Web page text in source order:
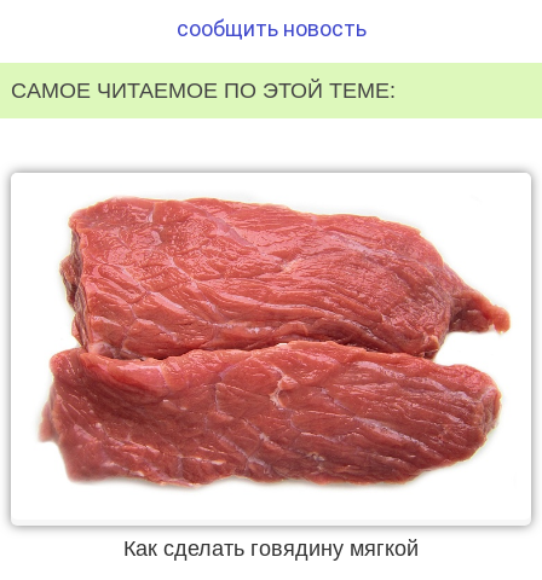
сообщить новость
САМОЕ ЧИТАЕМОЕ ПО ЭТОЙ ТЕМЕ:
Как сделать говядину мягкой